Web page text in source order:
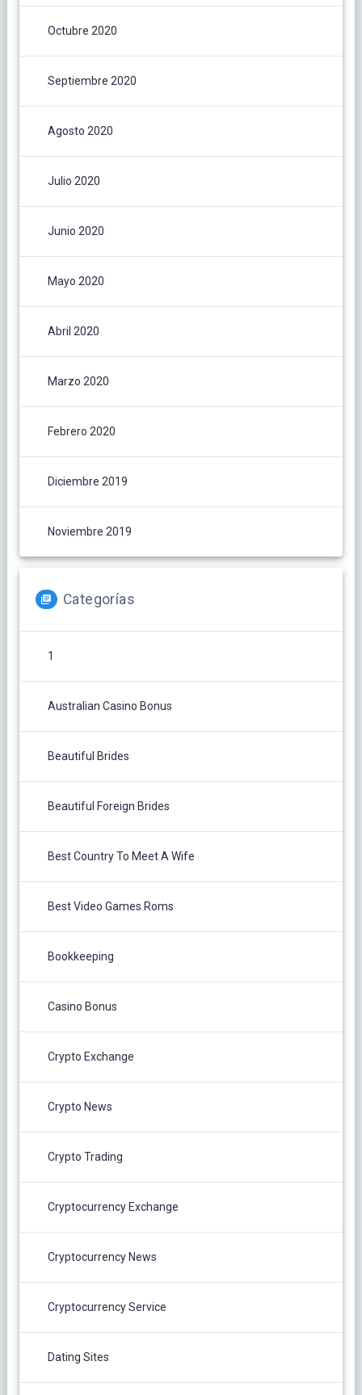
Octubre 2020
Septiembre 2020
Agosto 2020
Julio 2020
Junio 2020
Mayo 2020
Abril 2020
Marzo 2020
Febrero 2020
Diciembre 2019
Noviembre 2019
Categorías
1
Australian Casino Bonus
Beautiful Brides
Beautiful Foreign Brides
Best Country To Meet A Wife
Best Video Games Roms
Bookkeeping
Casino Bonus
Crypto Exchange
Crypto News
Crypto Trading
Cryptocurrency Exchange
Cryptocurrency News
Cryptocurrency Service
Dating Sites